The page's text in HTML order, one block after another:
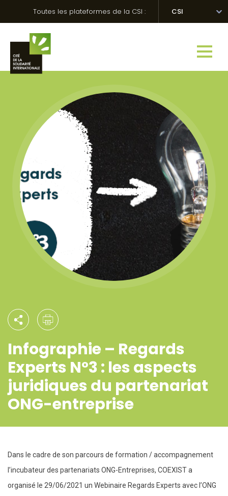
Toutes les plateformes de la CSI : CSI
Infographie – Regards
Experts N°3 : les aspects
juridiques du partenariat
ONG-entreprise
Dans le cadre de son parcours de formation / accompagnement
l’incubateur des partenariats ONG-Entreprises, COEXIST a
organisé le 29/06/2021 un Webinaire Regards Experts avec l’ONG